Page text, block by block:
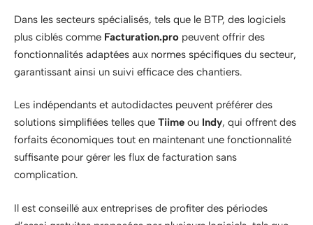
Dans les secteurs spécialisés, tels que le BTP, des logiciels
plus ciblés comme Facturation.pro peuvent offrir des
fonctionnalités adaptées aux normes spécifiques du secteur,
garantissant ainsi un suivi efficace des chantiers.
Les indépendants et autodidactes peuvent préférer des
solutions simplifiées telles que Tiime ou Indy, qui offrent des
forfaits économiques tout en maintenant une fonctionnalité
suffisante pour gérer les flux de facturation sans
complication.
Il est conseillé aux entreprises de profiter des périodes